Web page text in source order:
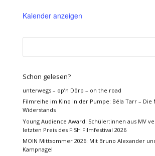
Kalender anzeigen
Schon gelesen?
unterwegs – op’n Dörp – on the road
Filmreihe im Kino in der Pumpe: Béla Tarr – Die
Widerstands
Young Audience Award: Schüler:innen aus MV
letzten Preis des FiSH Filmfestival 2026
MOIN Mittsommer 2026: Mit Bruno Alexander
Kampnagel